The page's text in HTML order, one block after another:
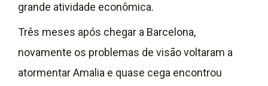
grande atividade econômica.
Três meses após chegar a Barcelona,
novamente os problemas de visão voltaram a
atormentar Amalia e quase cega encontrou